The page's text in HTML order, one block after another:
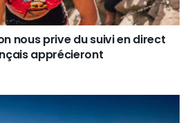
nous prive du suivi en direct
apprécieront